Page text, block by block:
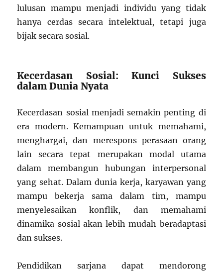
lulusan mampu menjadi individu yang tidak
hanya cerdas secara intelektual, tetapi juga
bijak secara sosial.
Kecerdasan Sosial: Kunci Sukses
dalam Dunia Nyata
Kecerdasan sosial menjadi semakin penting di
era modern. Kemampuan untuk memahami,
menghargai, dan merespons perasaan orang
lain secara tepat merupakan modal utama
dalam membangun hubungan interpersonal
yang sehat. Dalam dunia kerja, karyawan yang
mampu bekerja sama dalam tim, mampu
menyelesaikan konflik, dan memahami
dinamika sosial akan lebih mudah beradaptasi
dan sukses.
Pendidikan sarjana dapat mendorong